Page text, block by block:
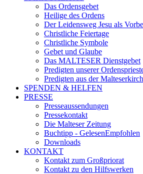
Das Ordensgebet
Heilige des Ordens
Der Leidensweg Jesu als
Christliche Feiertage
Christliche Symbole
Gebet und Glaube
Das MALTESER Dienstgebet
Predigten unserer
Predigten aus der
SPENDEN & HELFEN
PRESSE
Presseaussendungen
Pressekontakt
Die Malteser Zeitung
Buchtipp - GelesenEmpfohlen
Downloads
KONTAKT
Kontakt zum Großpriorat
Kontakt zu den Hilfswerken